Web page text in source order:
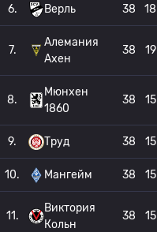
6. Верль 38 18
7.
Алемания
Ахен
38 19
8.
Мюнхен
1860
38 15
9. Труд 38 15
10. Мангейм 38 15
11.
Виктория
Кольн
38 15